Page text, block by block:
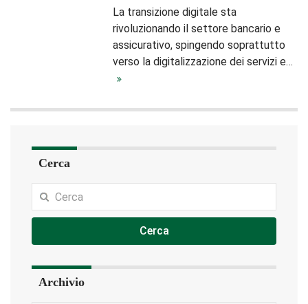
La transizione digitale sta
rivoluzionando il settore bancario e
assicurativo, spingendo soprattutto
verso la digitalizzazione dei servizi e…
Cerca
Cerca
Archivio